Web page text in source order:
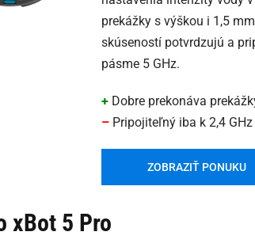
prekážky s výškou i 1,5
skúseností potvrdzujú a
pásme 5 GHz.
+ Dobre prekonáva
– Pripojiteľný iba k 2,4 GHz
ZOBRAZIŤ PONUKU
xBot 5 Pro